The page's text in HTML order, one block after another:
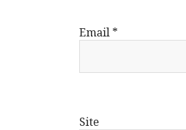
Email *
Site